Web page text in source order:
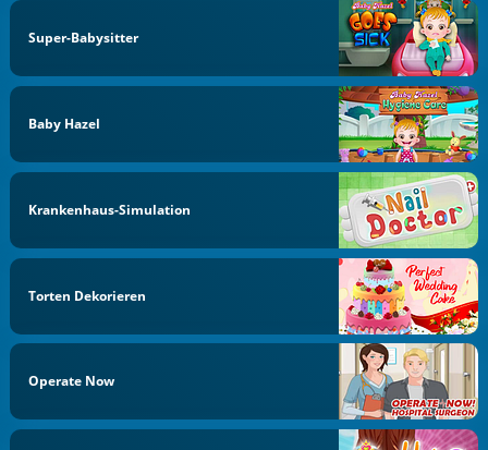
Super-Babysitter
Baby Hazel
Krankenhaus-Simulation
Torten Dekorieren
Operate Now